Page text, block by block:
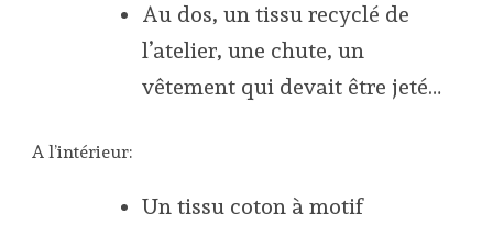
Au dos, un tissu recyclé de
l’atelier, une chute, un
vêtement qui devait être jeté…
A l’intérieur:
Un tissu coton à motif